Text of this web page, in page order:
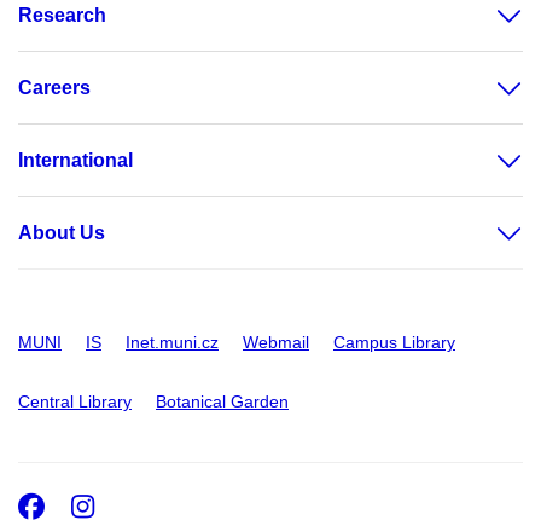
Research
Careers
International
About Us
MUNI IS Inet.muni.cz Webmail Campus Library
Central Library Botanical Garden
Facebook
Instagram